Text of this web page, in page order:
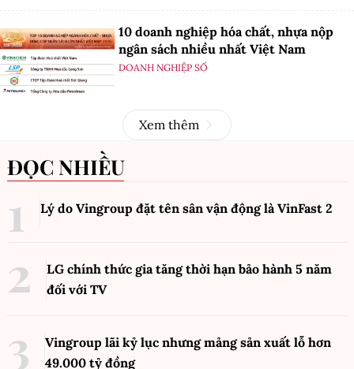
10 doanh nghiệp hóa chất, nhựa nộp
ngân sách nhiều nhất Việt Nam
DOANH NGHIỆP SỐ
Xem thêm
ĐỌC NHIỀU
Lý do Vingroup đặt tên sân vận động là VinFast 2
LG chính thức gia tăng thời hạn bảo hành 5 năm
đối với TV
Vingroup lãi kỷ lục nhưng mảng sản xuất lỗ hơn
49.000 tỷ đồng